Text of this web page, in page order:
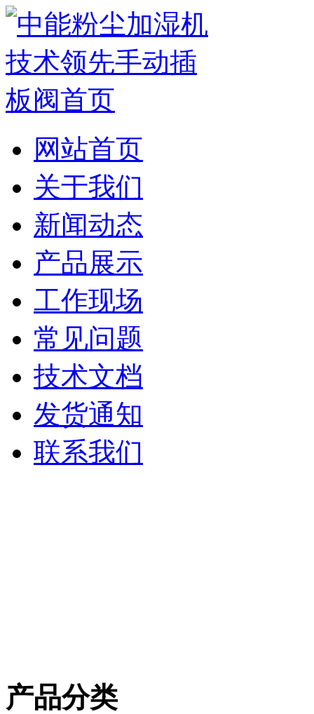
网站首页
关于我们
新闻动态
产品展示
工作现场
常见问题
技术文档
发货通知
联系我们
产品分类